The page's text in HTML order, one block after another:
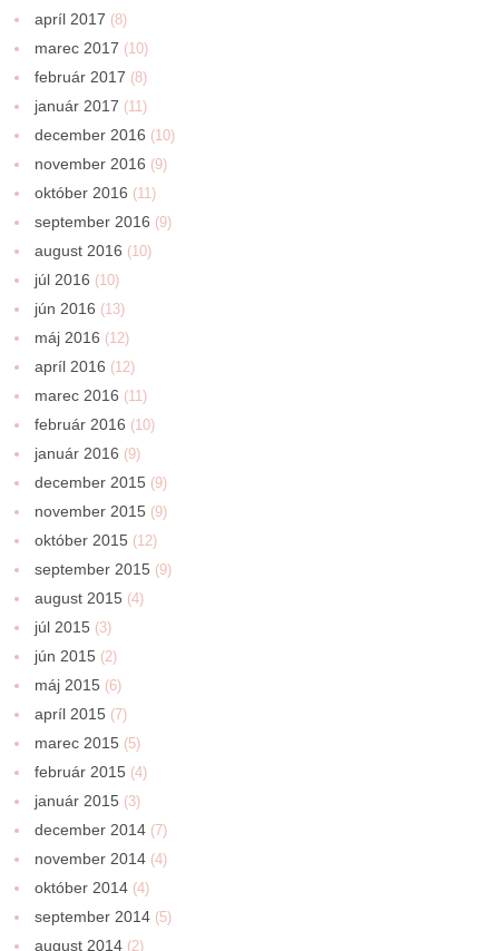
apríl 2017 (8)
marec 2017 (10)
február 2017 (8)
január 2017 (11)
december 2016 (10)
november 2016 (9)
október 2016 (11)
september 2016 (9)
august 2016 (10)
júl 2016 (10)
jún 2016 (13)
máj 2016 (12)
apríl 2016 (12)
marec 2016 (11)
február 2016 (10)
január 2016 (9)
december 2015 (9)
november 2015 (9)
október 2015 (12)
september 2015 (9)
august 2015 (4)
júl 2015 (3)
jún 2015 (2)
máj 2015 (6)
apríl 2015 (7)
marec 2015 (5)
február 2015 (4)
január 2015 (3)
december 2014 (7)
november 2014 (4)
október 2014 (4)
september 2014 (5)
august 2014 (2)